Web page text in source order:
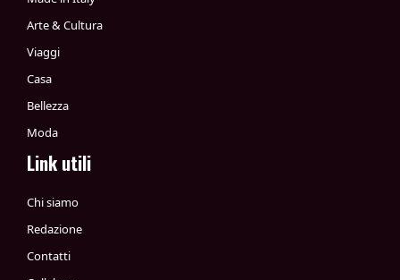
Arte & Cultura
Viaggi
Casa
Bellezza
Moda
Link utili
Chi siamo
Redazione
Contatti